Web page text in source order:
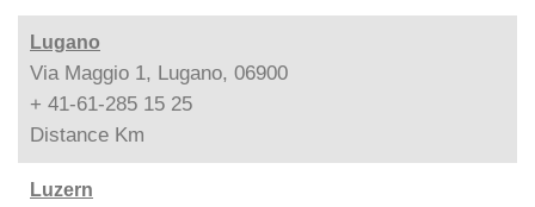
Lugano
Via Maggio 1, Lugano, 06900
+ 41-61-285 15 25
Distance Km
Luzern